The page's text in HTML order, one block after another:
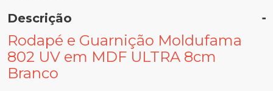
Descrição
Rodapé e Guarnição Moldufama
802 UV em MDF ULTRA 8cm
Branco